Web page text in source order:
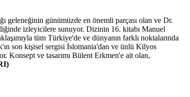
geleneğinin günümüzde en önemli parçası olan ve Dr.
izleyicilere sunuyor. Dizinin 16. kitabı Manuel
tüm Türkiye'de ve dünyanın farklı noktalarında
son kişisel sergisi İslomania'dan ve ünlü Kilyos
Konsept ve tasarımı Bülent Erkmen'e ait olan,